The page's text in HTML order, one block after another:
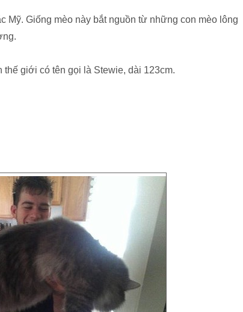
Mỹ. Giống mèo này bắt nguồn từ những con mèo lông
thế giới có tên gọi là Stewie, dài 123cm.